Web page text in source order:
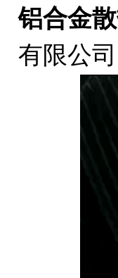
铝合金
有限公司